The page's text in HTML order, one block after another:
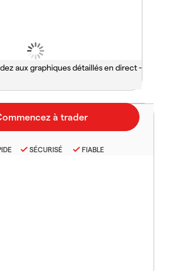
aux graphiques détaillés en direct -
SÉCURISÉ FIABLE